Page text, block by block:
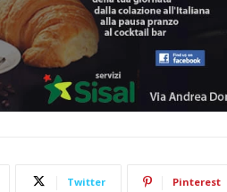
Twitter Pinterest